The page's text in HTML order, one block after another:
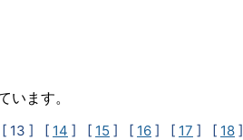
います。
[ 13 ] [ 14 ] [ 15 ] [ 16 ] [ 17 ] [ 18